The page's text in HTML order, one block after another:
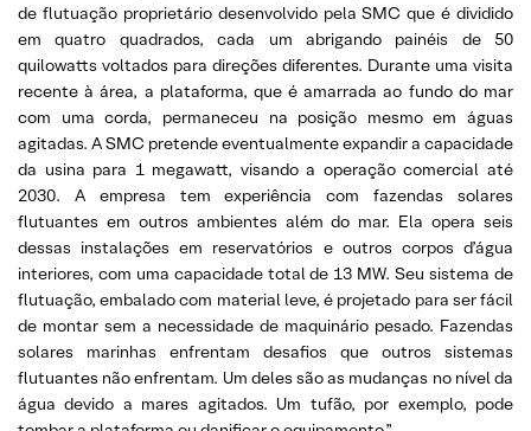
de flutuação proprietário desenvolvido pela SMC que é dividido
em quatro quadrados, cada um abrigando painéis de 50
quilowatts voltados para direções diferentes. Durante uma visita
recente à área, a plataforma, que é amarrada ao fundo do mar
com uma corda, permaneceu na posição mesmo em águas
agitadas. A SMC pretende eventualmente expandir a capacidade
da usina para 1 megawatt, visando a operação comercial até
2030. A empresa tem experiência com fazendas solares
flutuantes em outros ambientes além do mar. Ela opera seis
dessas instalações em reservatórios e outros corpos d’água
interiores, com uma capacidade total de 13 MW. Seu sistema de
flutuação, embalado com material leve, é projetado para ser fácil
de montar sem a necessidade de maquinário pesado. Fazendas
solares marinhas enfrentam desafios que outros sistemas
flutuantes não enfrentam. Um deles são as mudanças no nível da
água devido a mares agitados. Um tufão, por exemplo, pode